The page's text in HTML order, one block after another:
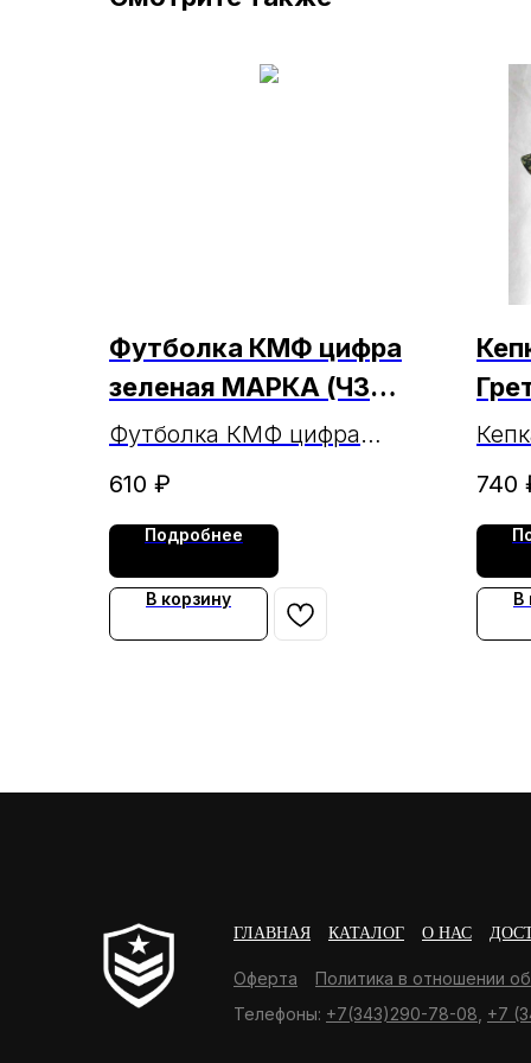
Футболка КМФ цифра
зеленая МАРКА (ЧЗ
17.02.2025г.)
Футболка КМФ цифра
зеленая МАРКА
610 ₽
Подробнее
В корзину
740
В
ГЛАВНАЯ КАТАЛОГ О НАС
Оферта Политика в отношении
Телефоны: +7(343)290-78-08 +7